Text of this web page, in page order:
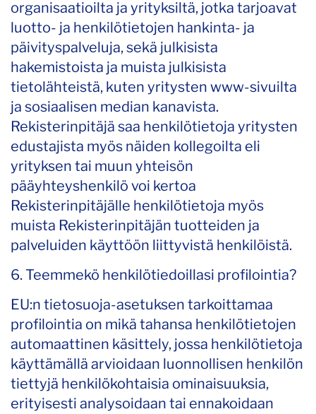
organisaatioilta ja yrityksiltä, jotka tarjoavat
luotto- ja henkilötietojen hankinta- ja
päivityspalveluja, sekä julkisista
hakemistoista ja muista julkisista
tietolähteistä, kuten yritysten www-sivuilta
ja sosiaalisen median kanavista.
Rekisterinpitäjä saa henkilötietoja yritysten
edustajista myös näiden kollegoilta eli
yrityksen tai muun yhteisön
pääyhteyshenkilö voi kertoa
Rekisterinpitäjälle henkilötietoja myös
muista Rekisterinpitäjän tuotteiden ja
palveluiden käyttöön liittyvistä henkilöistä.
6. Teemmekö henkilötiedoillasi profilointia?
EU:n tietosuoja-asetuksen tarkoittamaa
profilointia on mikä tahansa henkilötietojen
automaattinen käsittely, jossa henkilötietoja
käyttämällä arvioidaan luonnollisen henkilön
tiettyjä henkilökohtaisia ominaisuuksia,
erityisesti analysoidaan tai ennakoidaan